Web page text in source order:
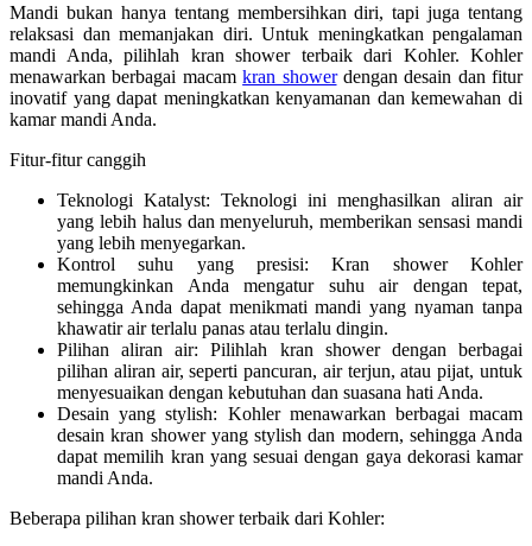
Mandi bukan hanya tentang membersihkan diri, tapi juga tentang
relaksasi dan memanjakan diri. Untuk meningkatkan pengalaman
mandi Anda, pilihlah kran shower terbaik dari Kohler. Kohler
menawarkan berbagai macamkran showerdengan desain dan fitur
inovatif yang dapat meningkatkan kenyamanan dan kemewahan di
kamar mandi Anda.
Fitur-fitur canggih
Teknologi Katalyst: Teknologi ini menghasilkan aliran air
yang lebih halus dan menyeluruh, memberikan sensasi mandi
yang lebih menyegarkan.
Kontrol suhu yang presisi: Kran shower Kohler
memungkinkan Anda mengatur suhu air dengan tepat,
sehingga Anda dapat menikmati mandi yang nyaman tanpa
khawatir air terlalu panas atau terlalu dingin.
Pilihan aliran air: Pilihlah kran shower dengan berbagai
pilihan aliran air, seperti pancuran, air terjun, atau pijat, untuk
menyesuaikan dengan kebutuhan dan suasana hati Anda.
Desain yang stylish: Kohler menawarkan berbagai macam
desain kran shower yang stylish dan modern, sehingga Anda
dapat memilih kran yang sesuai dengan gaya dekorasi kamar
mandi Anda.
Beberapa pilihan kran shower terbaik dari Kohler: